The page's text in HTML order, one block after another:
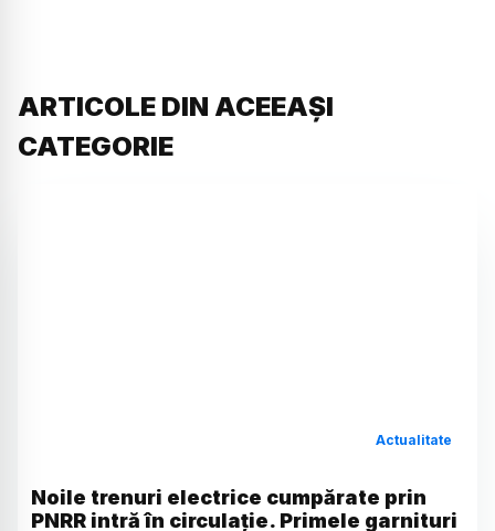
ARTICOLE DIN ACEEAȘI
CATEGORIE
Actualitate
Noile trenuri electrice cumpărate prin
PNRR intră în circulație. Primele garnituri